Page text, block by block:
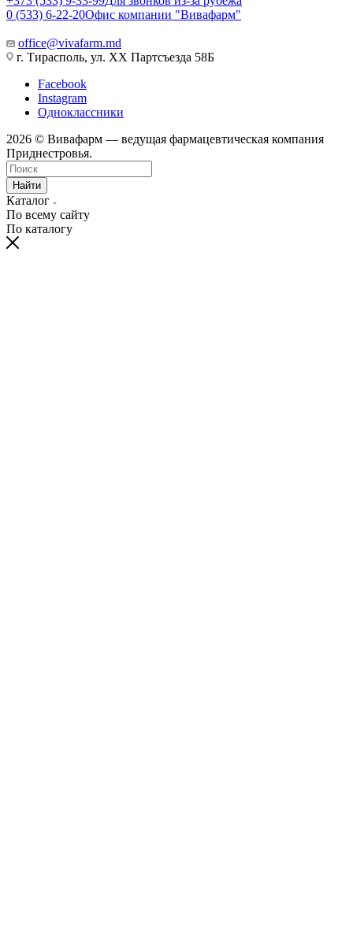
0 (533) 6-22-20Офис компании "Вивафарм"
office@vivafarm.md
г. Тирасполь, ул. ХХ Партсъезда 58Б
Facebook
Instagram
Одноклассники
2026 © Вивафарм — ведущая фармацевтическая компания
Приднестровья.
Найти
Каталог
По всему сайту
По каталогу